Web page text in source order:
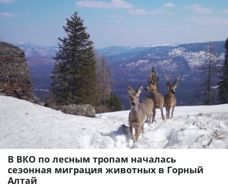
В ВКО по лесным тропам началась
сезонная миграция животных в Горный
Алтай